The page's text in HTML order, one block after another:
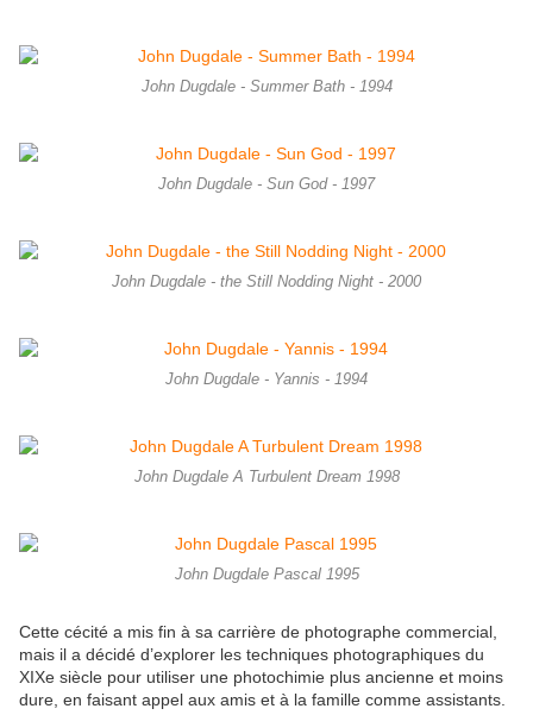
John Dugdale - Summer Bath - 1994
John Dugdale - Sun God - 1997
John Dugdale - the Still Nodding Night - 2000
John Dugdale - Yannis - 1994
John Dugdale A Turbulent Dream 1998
John Dugdale Pascal 1995
Cette cécité a mis fin à sa carrière de photographe commercial,
mais il a décidé d’explorer les techniques photographiques du
XIXe siècle pour utiliser une photochimie plus ancienne et moins
dure, en faisant appel aux amis et à la famille comme assistants.